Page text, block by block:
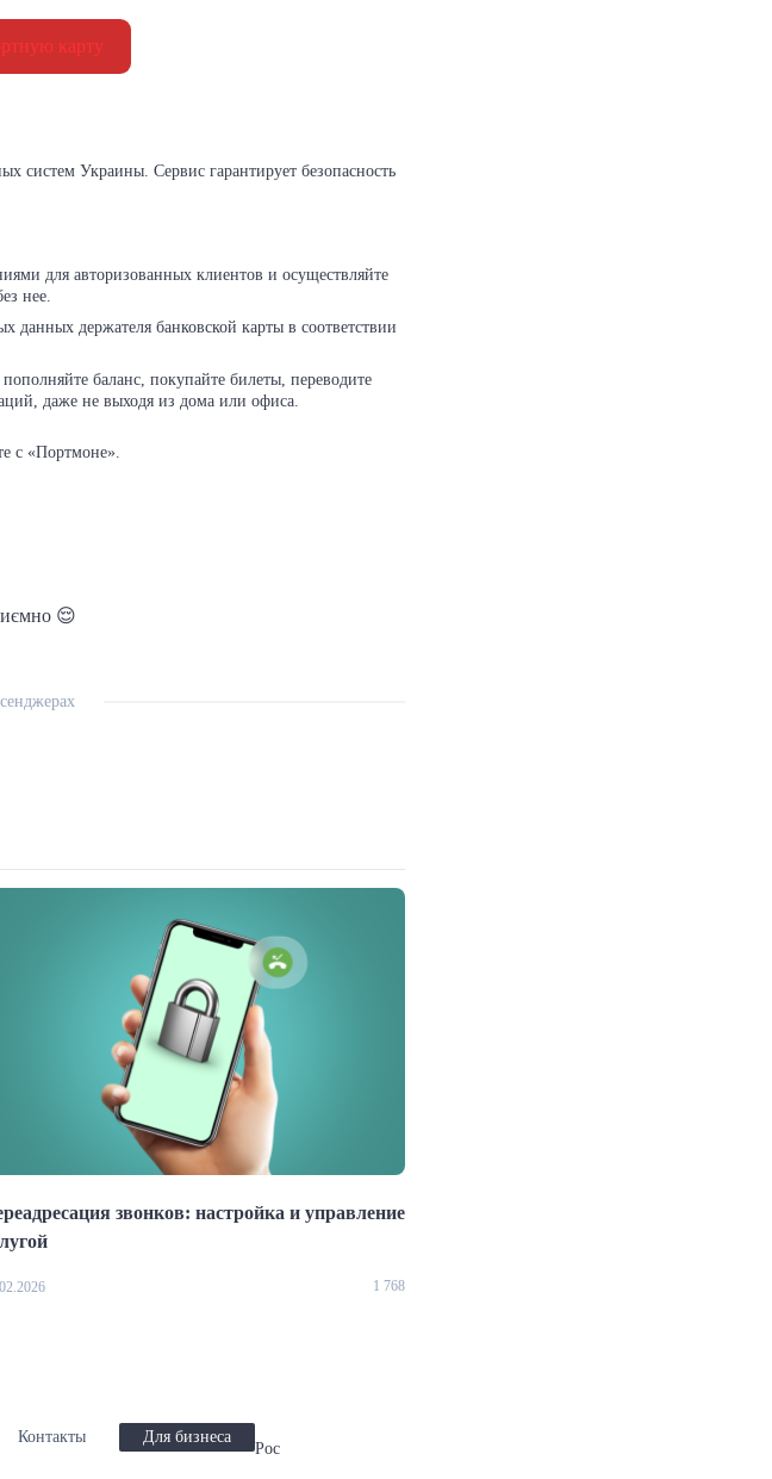
карту
систем Украины. Сервис гарантирует безопасность
для авторизованных клиентов и осуществляйте
нее.
держателя банковской карты в соответствии
баланс, покупайте билеты, переводите
даже не выходя из дома или офиса.
с «Портмоне».
😌
звонков: настройка и управление
1 768
Контакты Для бизнеса
Рос